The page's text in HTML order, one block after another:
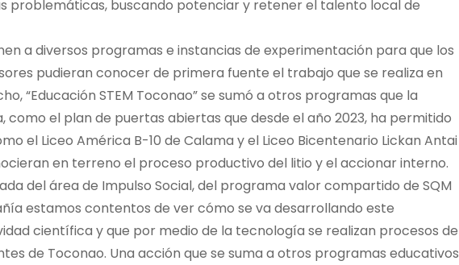
problemáticas, buscando potenciar y retener el talento local de
a diversos programas e instancias de experimentación para que los
pudieran conocer de primera fuente el trabajo que se realiza en
“Educación STEM Toconao” se sumó a otros programas que la
el plan de puertas abiertas que desde el año 2023, ha permitido
el Liceo América B-10 de Calama y el Liceo Bicentenario Lickan Antai
en terreno el proceso productivo del litio y el accionar interno.
del área de Impulso Social, del programa valor compartido de SQM
estamos contentos de ver cómo se va desarrollando este
científica y que por medio de la tecnología se realizan procesos de
de Toconao. Una acción que se suma a otros programas educativos